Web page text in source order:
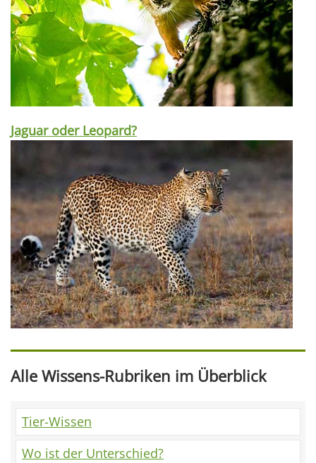
Jaguar oder Leopard?
Alle Wissens-Rubriken im Überblick
Tier-Wissen
Wo ist der Unterschied?